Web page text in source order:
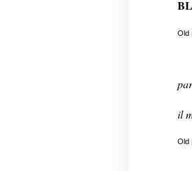
Old
il
Old